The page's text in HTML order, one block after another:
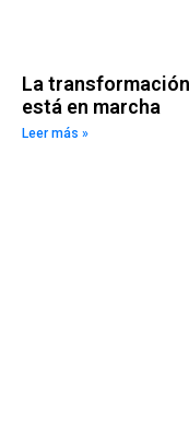
La
está en marcha
Leer más »